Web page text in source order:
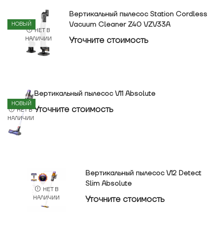
НОВЫЙ
НЕТ В
НАЛИЧИИ
Вертикальный пылесос Station Cordless
Vacuum Cleaner Z40 VZV33A
Уточнитe стоимость
НОВЫЙ
НЕТ В
НАЛИЧИИ
Вертикальный пылесос V11 Absolute
Уточнитe стоимость
НЕТ В
НАЛИЧИИ
Вертикальный пылесос V12 Detect
Slim Absolute
Уточнитe стоимость